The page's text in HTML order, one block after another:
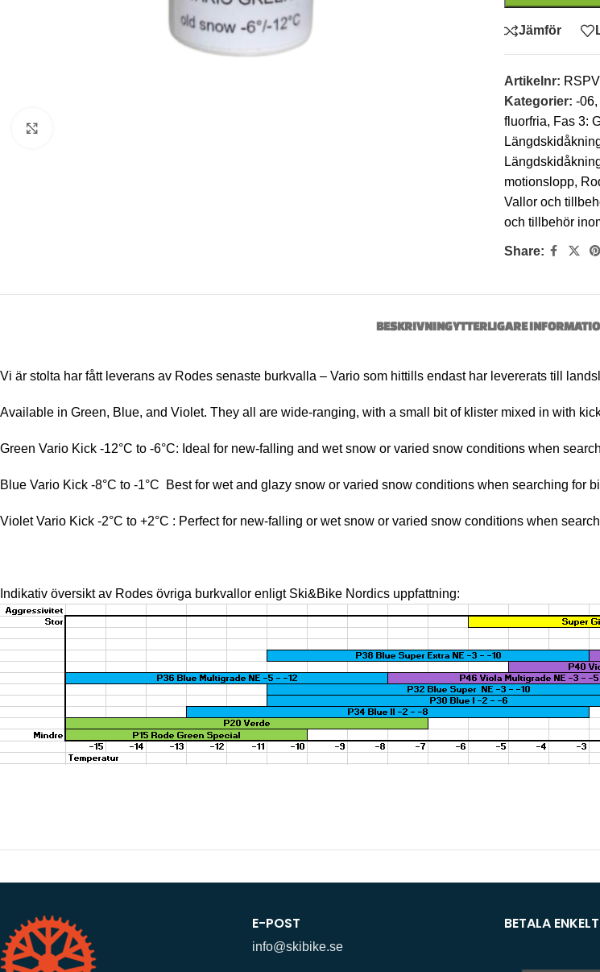
Jämför
Artikelnr:
Kategorier: -06,
fluorfria, Fas 3:
motionslopp,
Vallor och
och tillbehör
Share:
BESKRIVNINGYTTERLIGARE
Vi är stolta har fått leverans av Rodes senaste burkvalla – Vario som hittills endast har levererats till
Available in Green, Blue, and Violet. They all are wide-ranging, with a small bit of klister mixed in with
Green Vario Kick -12°C to -6°C: Ideal for new-falling and wet snow or varied snow conditions when
Blue Vario Kick -8°C to -1°C Best for wet and glazy snow or varied snow conditions when searching for
Violet Vario Kick -2°C to +2°C : Perfect for new-falling or wet snow or varied snow conditions when
Indikativ översikt av Rodes övriga burkvallor enligt Ski&Bike Nordics uppfattning:
E-POST
info@skibike.se
BETALA